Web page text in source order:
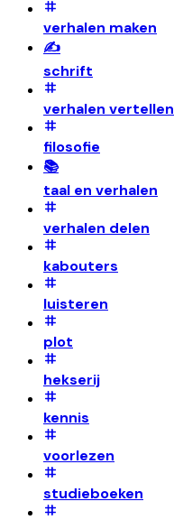
verhalen maken
✍️
schrift
verhalen vertellen
filosofie
📚
taal en verhalen
verhalen delen
kabouters
luisteren
plot
hekserij
kennis
voorlezen
studieboeken